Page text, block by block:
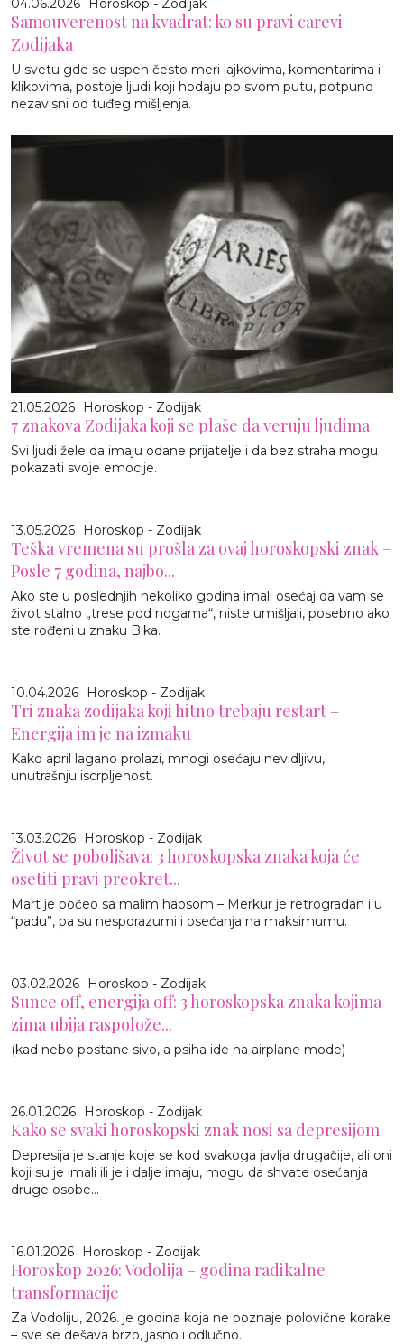
04.06.2026 Horoskop - Zodijak
Samouverenost na kvadrat: ko su pravi carevi
Zodijaka
U svetu gde se uspeh često meri lajkovima, komentarima i
klikovima, postoje ljudi koji hodaju po svom putu, potpuno
nezavisni od tuđeg mišljenja.
21.05.2026 Horoskop - Zodijak
7 znakova Zodijaka koji se plaše da veruju ljudima
Svi ljudi žele da imaju odane prijatelje i da bez straha mogu
pokazati svoje emocije.
13.05.2026 Horoskop - Zodijak
Teška vremena su prošla za ovaj horoskopski znak –
Posle 7 godina, najbo...
Ako ste u poslednjih nekoliko godina imali osećaj da vam se
život stalno „trese pod nogama“, niste umišljali, posebno ako
ste rođeni u znaku Bika.
10.04.2026 Horoskop - Zodijak
Tri znaka zodijaka koji hitno trebaju restart –
Energija im je na izmaku
Kako april lagano prolazi, mnogi osećaju nevidljivu,
unutrašnju iscrpljenost.
13.03.2026 Horoskop - Zodijak
Život se poboljšava: 3 horoskopska znaka koja će
osetiti pravi preokret...
Mart je počeo sa malim haosom – Merkur je retrogradan i u
“padu”, pa su nesporazumi i osećanja na maksimumu.
03.02.2026 Horoskop - Zodijak
Sunce off, energija off: 3 horoskopska znaka kojima
zima ubija raspolože...
(kad nebo postane sivo, a psiha ide na airplane mode)
26.01.2026 Horoskop - Zodijak
Kako se svaki horoskopski znak nosi sa depresijom
Depresija je stanje koje se kod svakoga javlja drugačije, ali oni
koji su je imali ili je i dalje imaju, mogu da shvate osećanja
druge osobe...
16.01.2026 Horoskop - Zodijak
Horoskop 2026: Vodolija – godina radikalne
transformacije
Za Vodoliju, 2026. je godina koja ne poznaje polovične korake
– sve se dešava brzo, jasno i odlučno.